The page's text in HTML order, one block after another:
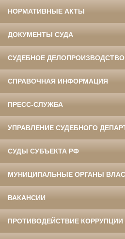
НОРМАТИВНЫЕ АКТЫ
ДОКУМЕНТЫ СУДА
СУДЕБНОЕ ДЕЛОПРОИЗВОДСТВО
СПРАВОЧНАЯ ИНФОРМАЦИЯ
ПРЕСС-СЛУЖБА
УПРАВЛЕНИЕ СУДЕБНОГО
СУДЫ СУБЪЕКТА РФ
МУНИЦИПАЛЬНЫЕ ОРГАНЫ
ВАКАНСИИ
ПРОТИВОДЕЙСТВИЕ КОРРУПЦИИ